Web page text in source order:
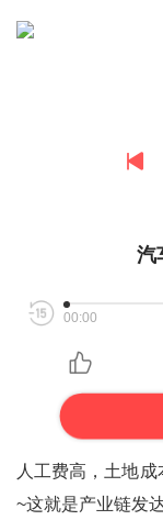
汽
00:00
人工费高，土地
~这就是产业链发